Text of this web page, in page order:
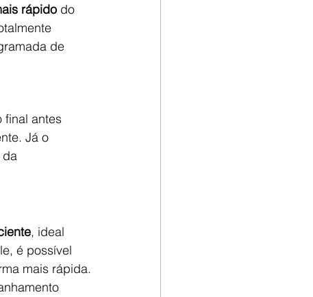
rápido do
de
final antes
Já o
da
, ideal
é possível
mais rápida.